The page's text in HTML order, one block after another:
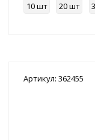
10 шт
20 шт
Артикул: 362455